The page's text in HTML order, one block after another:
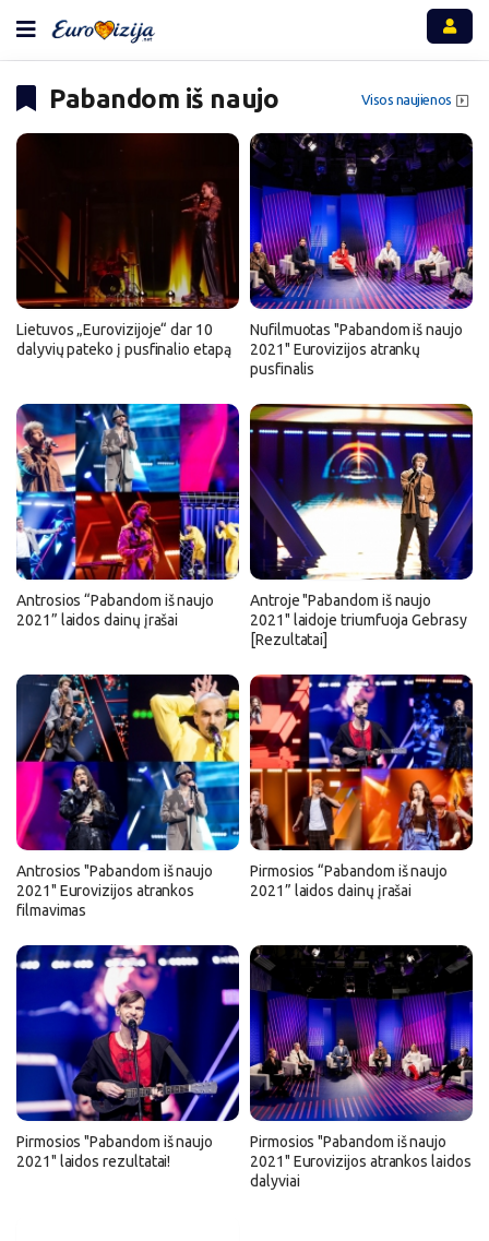
Pabandom iš naujo Visos naujienos
Lietuvos „Eurovizijoje“ dar 10
dalyvių pateko į pusfinalio etapą
Nufilmuotas "Pabandom iš naujo
2021" Eurovizijos atrankų
pusfinalis
Antrosios “Pabandom iš naujo
2021” laidos dainų įrašai
Antroje "Pabandom iš naujo
2021" laidoje triumfuoja Gebrasy
[Rezultatai]
Antrosios "Pabandom iš naujo
2021" Eurovizijos atrankos
filmavimas
Pirmosios “Pabandom iš naujo
2021” laidos dainų įrašai
Pirmosios "Pabandom iš naujo
2021" laidos rezultatai!
Pirmosios "Pabandom iš naujo
2021" Eurovizijos atrankos laidos
dalyviai